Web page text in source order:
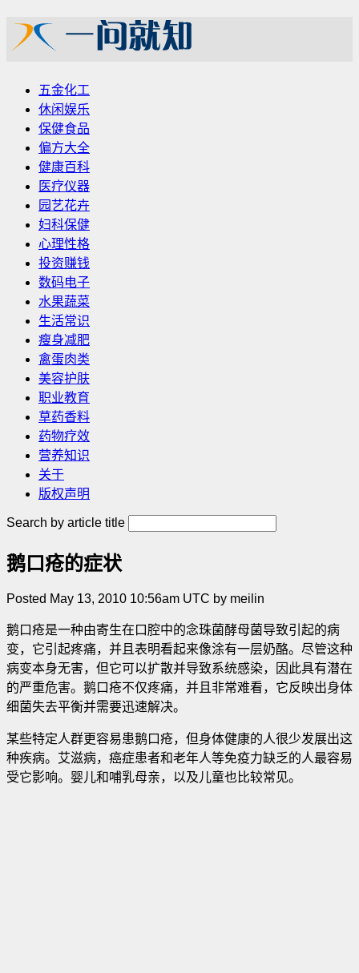
五金化工
休闲娱乐
保健食品
偏方大全
健康百科
医疗仪器
园艺花卉
妇科保健
心理性格
投资赚钱
数码电子
水果蔬菜
生活常识
瘦身减肥
禽蛋肉类
美容护肤
职业教育
草药香料
药物疗效
营养知识
关于
版权声明
Search by article title
鹅口疮的症状
Posted May 13, 2010 10:56am UTC by meilin
鹅口疮是一种由寄生在口腔中的念珠菌酵母菌导致引起的病
变，它引起疼痛，并且表明看起来像涂有一层奶酪。尽管这种
病变本身无害，但它可以扩散并导致系统感染，因此具有潜在
的严重危害。鹅口疮不仅疼痛，并且非常难看，它反映出身体
细菌失去平衡并需要迅速解决。
某些特定人群更容易患鹅口疮，但身体健康的人很少发展出这
种疾病。艾滋病，癌症患者和老年人等免疫力缺乏的人最容易
受它影响。婴儿和哺乳母亲，以及儿童也比较常见。